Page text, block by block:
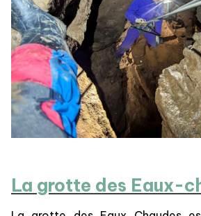
La grotte des Eaux-